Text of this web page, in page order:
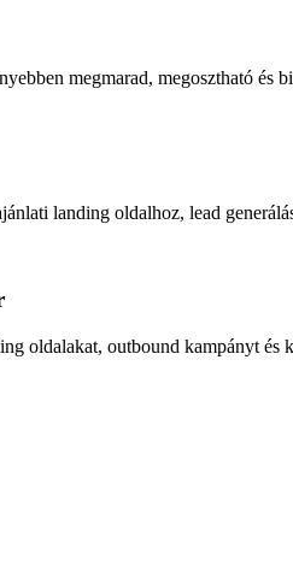
megmarad, megosztható és
landing oldalhoz, lead
oldalakat, outbound kampányt és